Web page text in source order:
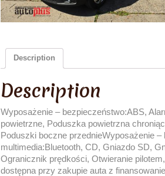
Description
Description
Wyposażenie – bezpieczeństwo:ABS,
powietrzne, Poduszka powietrzna
Poduszki boczne przednieWyposażenie
multimedia:Bluetooth, CD, Gniazdo SD,
Ogranicznik prędkości, Otwieranie
dostępna przy zakupie auta z